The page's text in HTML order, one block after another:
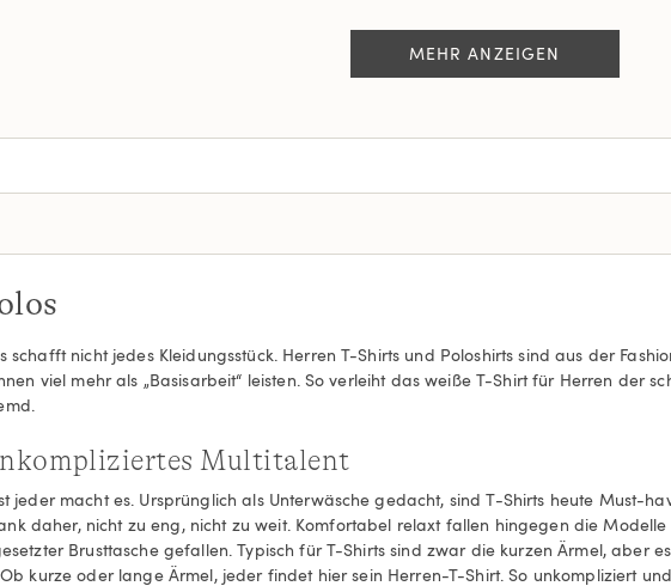
MEHR ANZEIGEN
nicht jedes Kleidungsstück. Herren T-Shirts und Poloshirts sind aus der
viel mehr als „Basisarbeit“ leisten. So verleiht das weiße T-Shirt für Herren der
Multitalent
jeder macht es. Ursprünglich als Unterwäsche gedacht, sind T-Shirts heute Must-
daher, nicht zu eng, nicht zu weit. Komfortabel relaxt fallen hingegen die
Brusttasche gefallen. Typisch für T-Shirts sind zwar die kurzen Ärmel, aber
kurze oder lange Ärmel, jeder findet hier sein Herren-T-Shirt. So unkompliziert